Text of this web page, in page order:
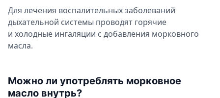
Для лечения воспалительных заболеваний
дыхательной системы проводят горячие
и холодные ингаляции с добавления морковного
масла.
Можно ли употреблять морковное
масло внутрь?